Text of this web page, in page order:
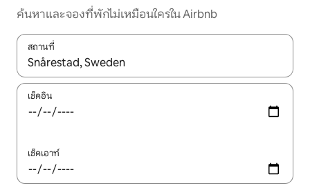
ค้นหาและจองที่พักไม่เหมือนใครใน Airbnb
สถานที่
ใช้ลูกศรขึ้นลง หรือใช้การสัมผัสหรือปัด เพื่อสำรวจผลการค้นหา
เช็คอิน
เช็คเอาท์